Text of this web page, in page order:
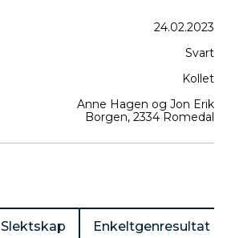
24.02.2023
Svart
Kollet
Anne Hagen og Jon Erik
Borgen, 2334 Romedal
Slektskap Enkeltgenresultat